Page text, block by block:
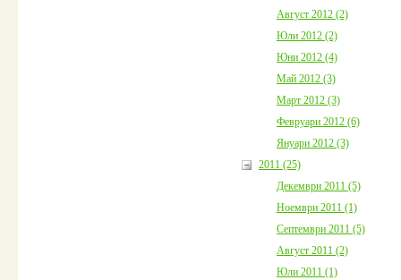
Август 2012 (2)
Юли 2012 (2)
Юни 2012 (4)
Май 2012 (3)
Март 2012 (3)
Февруари 2012 (6)
Януари 2012 (3)
2011 (25)
Декември 2011 (5)
Ноември 2011 (1)
Септември 2011 (5)
Август 2011 (2)
Юли 2011 (1)